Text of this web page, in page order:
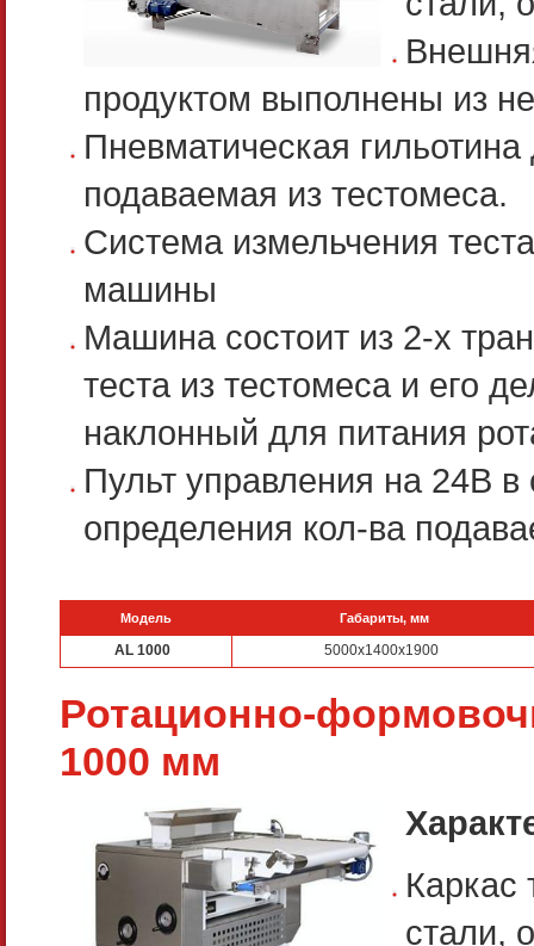
продуктом выполнены из
Пневматическая
подаваемая из тестомеса.
Система измельчения
машины
Машина состоит из 2-х
теста из тестомеса и его
наклонный для питания
Пульт управления на 24В
определения кол-ва
Модель Габариты, мм
AL 1000 5000x1400x1900
Ротационно-
1000 мм
Каркас
стали,